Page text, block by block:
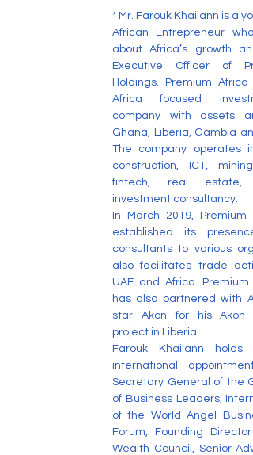
* Mr. Farouk Khailann is a
African Entrepreneur
about Africa’s growth
Executive Officer of
Holdings. Premium Africa
Africa focused
company with assets
Ghana, Liberia, Gambia
The company operates
construction, ICT,
fintech, real estate,
investment consultancy.
In March 2019, Premium
established its
consultants to various
also facilitates trade
UAE and Africa. Premium
has also partnered with
star Akon for his Akon
project in Liberia.
Farouk Khailann
international
Secretary General of the
of Business Leaders,
of the World Angel
Forum, Founding
Wealth Council, Senior